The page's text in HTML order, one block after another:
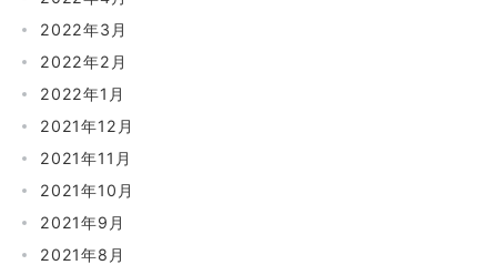
2022年3月
2022年2月
2022年1月
2021年12月
2021年11月
2021年10月
2021年9月
2021年8月